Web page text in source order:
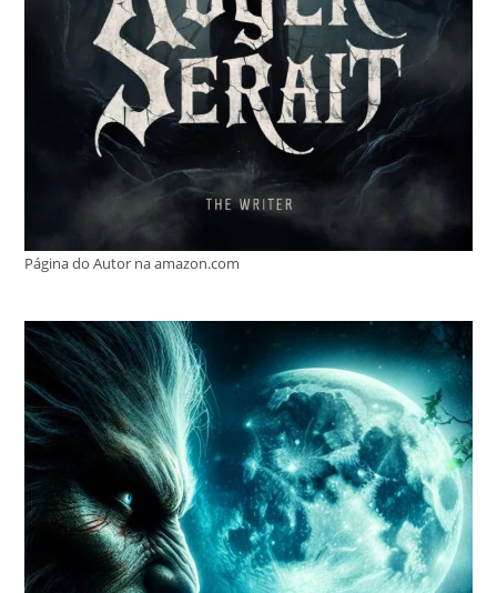
Página do Autor na amazon.com